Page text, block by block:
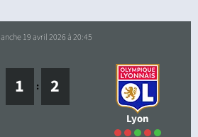
1 : 2
19 avril 2026 à 20:45
Lyon